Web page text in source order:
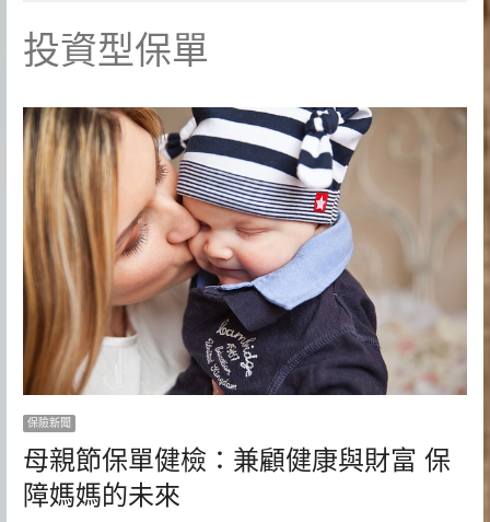
目
投資型保單
保險新聞
母親節保單健檢：兼顧健康與財富 保
障媽媽的未來